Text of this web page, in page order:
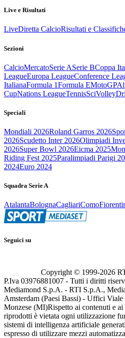
Live e Risultati
LiveDiretta CalcioRisultati e
Sezioni
CalcioMercatoSerie ASerie BCoppa
LeagueEuropa LeagueConference
ItalianaFormula 1Formula EMotoGP
CupNations LeagueTennisSciVolley
Speciali
Mondiali 2026Roland Garros 2026
2026Scudetto Inter 2026Olimpiadi
2026Super Bowl 2026Eicma 2025
Riding Fest 2025Paralimpiadi Parigi
2024Euro 2024
Squadra Serie A
AtalantaBolognaCagliariComo
Seguici su
Copyright © 1999-2026
P.Iva 03976881007 - Tutti i diritti
Mediamond S.p.A. - RTI S.p.A.,
Amsterdam (Paesi Bassi) - Uffici
Monzese (MI)Rispetto ai contenuti e
riprodotti è vietata ogni utilizzazione
sistemi di intelligenza artificiale
espresso di utilizzare mezzi